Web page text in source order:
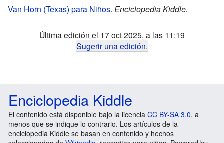
Van Horn (Texas) para Niños. Enciclopedia Kiddle.
Última edición el 17 oct 2025, a las 11:19
Sugerir una edición.
Enciclopedia Kiddle
El contenido está disponible bajo la licencia CC BY-SA 3.0, a
menos que se indique lo contrario. Los artículos de la
enciclopedia Kiddle se basan en contenido y hechos